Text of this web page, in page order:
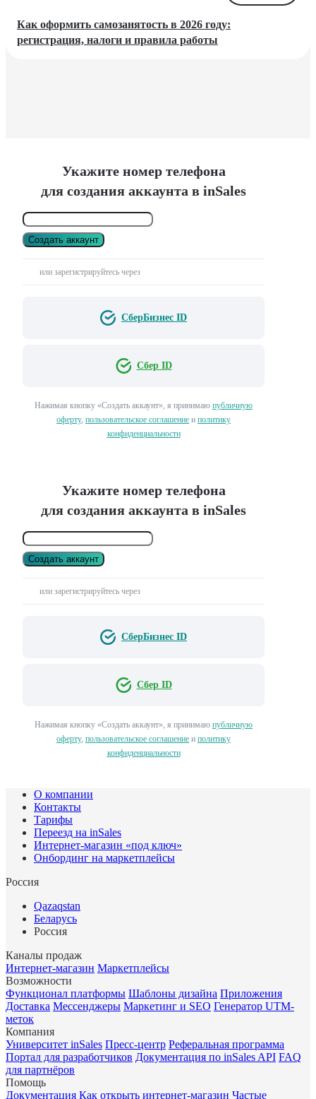
Как оформить самозанятость в 2026 году:
регистрация, налоги и правила работы
Укажите номер телефона
для создания аккаунта в inSales
Создать аккаунт
или зарегистрируйтесь через
СберБизнес ID
Сбер ID
Нажимая кнопку «Создать аккаунт», я принимаю публичную
оферту, пользовательское соглашение и политику
конфиденциальности
Укажите номер телефона
для создания аккаунта в inSales
Создать аккаунт
или зарегистрируйтесь через
СберБизнес ID
Сбер ID
Нажимая кнопку «Создать аккаунт», я принимаю публичную
оферту, пользовательское соглашение и политику
конфиденциальности
О компании
Контакты
Тарифы
Переезд на inSales
Интернет-магазин «под ключ»
Онбординг на маркетплейсы
Россия
Qazaqstan
Беларусь
Россия
Каналы продаж
Интернет-магазин Маркетплейсы
Возможности
Функционал платформы Шаблоны дизайна Приложения
Доставка Мессенджеры Маркетинг и SEO Генератор UTM-
меток
Компания
Университет inSales Пресс-центр Реферальная программа
Портал для разработчиков Документация по inSales API FAQ
для партнёров
Помощь
Документация Как открыть интернет-магазин Частые